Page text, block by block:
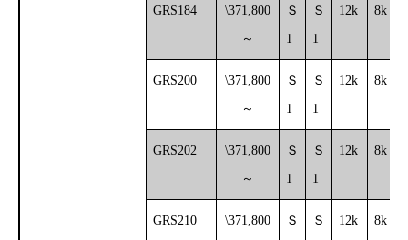
GRS184 \371,800
～
Ｓ
1
Ｓ
1
12k 8k
GRS200 \371,800
～
Ｓ
1
Ｓ
1
12k 8k
GRS202 \371,800
～
Ｓ
1
Ｓ
1
12k 8k
GRS210 \371,800 Ｓ Ｓ 12k 8k